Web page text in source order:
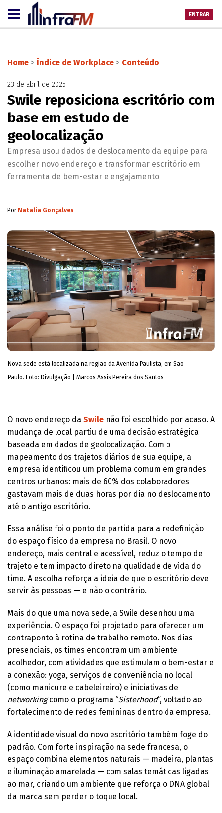
ENTRAR
Home > Índice de Workplace > Conteúdo
23 de abril de 2025
Swile reposiciona escritório com
base em estudo de
geolocalização
Empresa usou dados de deslocamento da equipe para
escolher novo endereço e transformar escritório em
ferramenta de bem-estar e engajamento
Por Natalia Gonçalves
Nova sede está localizada na região da Avenida Paulista, em São
Paulo. Foto: Divulgação | Marcos Assis Pereira dos Santos
O novo endereço da Swile não foi escolhido por acaso. A
mudança de local partiu de uma decisão estratégica
baseada em dados de geolocalização. Com o
mapeamento dos trajetos diários de sua equipe, a
empresa identificou um problema comum em grandes
centros urbanos: mais de 60% dos colaboradores
gastavam mais de duas horas por dia no deslocamento
até o antigo escritório.
Essa análise foi o ponto de partida para a redefinição
do espaço físico da empresa no Brasil. O novo
endereço, mais central e acessível, reduz o tempo de
trajeto e tem impacto direto na qualidade de vida do
time. A escolha reforça a ideia de que o escritório deve
servir às pessoas — e não o contrário.
Mais do que uma nova sede, a Swile desenhou uma
experiência. O espaço foi projetado para oferecer um
contraponto à rotina de trabalho remoto. Nos dias
presenciais, os times encontram um ambiente
acolhedor, com atividades que estimulam o bem-estar e
a conexão: yoga, serviços de conveniência no local
(como manicure e cabeleireiro) e iniciativas de
networkingcomo o programa “Sisterhood”, voltado ao
fortalecimento de redes femininas dentro da empresa.
A identidade visual do novo escritório também foge do
padrão. Com forte inspiração na sede francesa, o
espaço combina elementos naturais — madeira, plantas
e iluminação amarelada — com salas temáticas ligadas
ao mar, criando um ambiente que reforça o DNA global
da marca sem perder o toque local.